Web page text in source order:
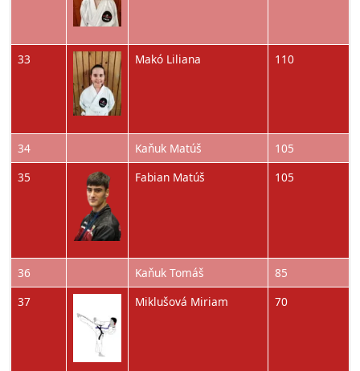
33 Obrázok Makó Liliana 110
34 Kaňuk Matúš
105
35
Obrázok Fabian Matúš 105
36 Kaňuk Tomáš
85
37
Miklušová Miriam 70